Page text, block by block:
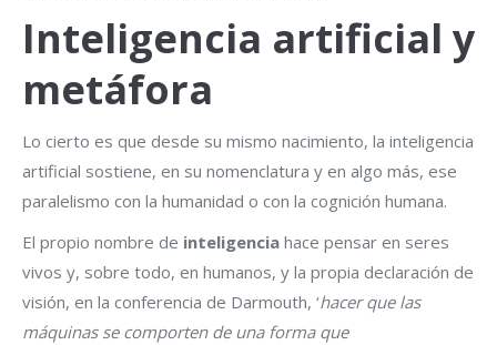
Inteligencia artificial y
metáfora
Lo cierto es que desde su mismo nacimiento, la inteligencia
artificial sostiene, en su nomenclatura y en algo más, ese
paralelismo con la humanidad o con la cognición humana.
El propio nombre de inteligencia hace pensar en seres
vivos y, sobre todo, en humanos, y la propia declaración de
visión, en la conferencia de Darmouth, ‘hacer que las
máquinas se comporten de una forma que